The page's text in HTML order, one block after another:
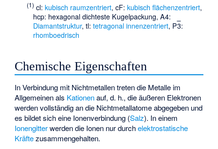
(1) cl: kubisch raumzentriert, cF: kubisch flächenzentriert,
hcp: hexagonal dichteste Kugelpackung, A4:
Diamantstruktur, tl: tetragonal innenzentriert, P3:
rhomboedrisch
Chemische Eigenschaften
In Verbindung mit Nichtmetallen treten die Metalle im
Allgemeinen als Kationenauf, d. h., die äußeren Elektronen
werden vollständig an die Nichtmetallatome abgegeben und
es bildet sich eine Ionenverbindung (Salz). In einem
Ionengitterwerden die Ionen nur durchelektrostatische
Kräftezusammengehalten.